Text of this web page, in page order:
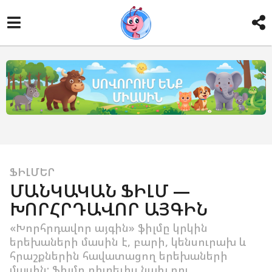
1
2
տ
ա
ր
ի
ՖԻԼՄԵՐ
ՄԱՆԿԱԿԱՆ ՖԻԼՄ —
ԽՈՐՀՐԴԱՎՈՐ ԱՅԳԻՆ
«Խորհրդավոր այգին» ֆիլմը կրկին
երեխաների մասին է, բարի, կենսուրախ և
հրաշքներին հավատացող երեխաների